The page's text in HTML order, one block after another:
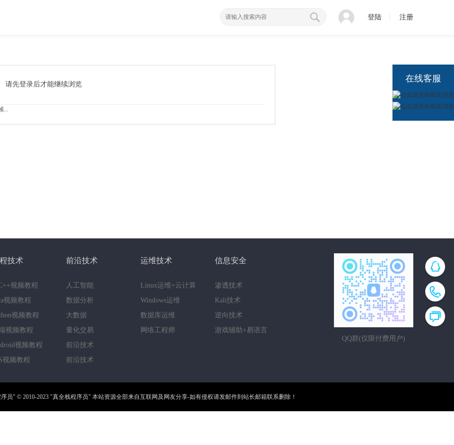
登陆 注册
请先登录后才能继续浏览
...
在线客服
技术
视频教程
视频教程
视频教程
视频教程
视频教程
视频教程
前沿技术
人工智能
数据分析
大数据
量化交易
前沿技术
前沿技术
运维技术
Linux运维+云计算
Windows运维
数据库运维
网络工程师
信息安全
渗透技术
Kali技术
逆向技术
游戏辅助+易语言
QQ群(仅限付费用户)
员" © 2010-2023 "真全栈程序员" 本站资源全部来自互联网及网友分享-如有侵权请发邮件到站长邮箱联系删除！